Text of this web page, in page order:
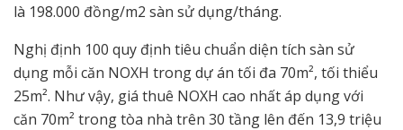
là 198.000 đồng/m2 sàn sử dụng/tháng.
Nghị định 100 quy định tiêu chuẩn diện tích sàn sử
dụng mỗi căn NOXH trong dự án tối đa 70m², tối thiểu
25m². Như vậy, giá thuê NOXH cao nhất áp dụng với
căn 70m² trong tòa nhà trên 30 tầng lên đến 13,9 triệu